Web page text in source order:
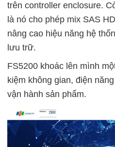
trên controller enclosure.
là nó cho phép mix SAS
nâng cao hiệu năng hệ
lưu trữ.
FS5200 khoác lên mình
kiệm không gian, điện
vận hành sản phẩm.